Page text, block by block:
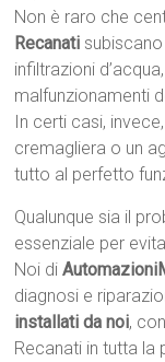
Non è raro che
Recanati
infiltrazioni
malfunzionamenti
In certi casi,
cremagliera o un
tutto al perfetto
Qualunque sia il
essenziale per
Noi di
diagnosi e
installati da noi,
Recanati in tutta la